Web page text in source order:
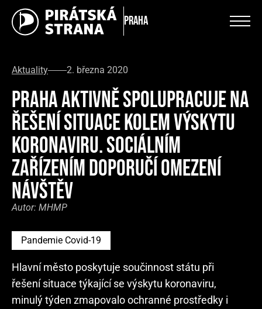
Praha
Aktuality 2. března 2020
PRAHA AKTIVNĚ SPOLUPRACUJE NA
ŘEŠENÍ SITUACE KOLEM VÝSKYTU
KORONAVIRU. SOCIÁLNÍM
ZAŘÍZENÍM DOPORUČÍ OMEZENÍ
NÁVŠTĚV
Autor: MHMP
Pandemie Covid-19
Hlavní město poskytuje součinnost státu při
řešení situace týkající se výskytu koronaviru,
minulý týden zmapovalo ochranné prostředky i